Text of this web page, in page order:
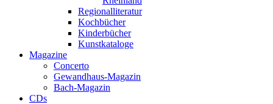
Regionalliteratur
Kochbücher
Kinderbücher
Kunstkataloge
Magazine
Concerto
Gewandhaus-Magazin
Bach-Magazin
CDs